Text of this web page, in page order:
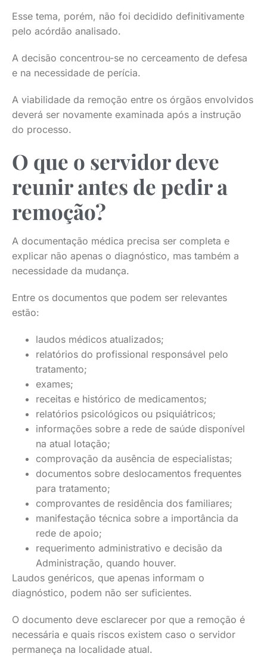
Esse tema, porém, não foi decidido definitivamente
pelo acórdão analisado.
A decisão concentrou-se no cerceamento de defesa
e na necessidade de perícia.
A viabilidade da remoção entre os órgãos envolvidos
deverá ser novamente examinada após a instrução
do processo.
O que o servidor deve
reunir antes de pedir a
remoção?
A documentação médica precisa ser completa e
explicar não apenas o diagnóstico, mas também a
necessidade da mudança.
Entre os documentos que podem ser relevantes
estão:
laudos médicos atualizados;
relatórios do profissional responsável pelo
tratamento;
exames;
receitas e histórico de medicamentos;
relatórios psicológicos ou psiquiátricos;
informações sobre a rede de saúde disponível
na atual lotação;
comprovação da ausência de especialistas;
documentos sobre deslocamentos frequentes
para tratamento;
comprovantes de residência dos familiares;
manifestação técnica sobre a importância da
rede de apoio;
requerimento administrativo e decisão da
Administração, quando houver.
Laudos genéricos, que apenas informam o
diagnóstico, podem não ser suficientes.
O documento deve esclarecer por que a remoção é
necessária e quais riscos existem caso o servidor
permaneça na localidade atual.